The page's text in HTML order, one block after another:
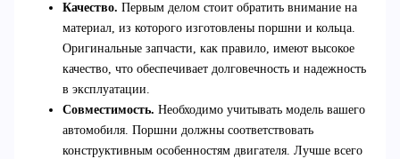
Качество. Первым делом стоит обратить внимание на
материал, из которого изготовлены поршни и кольца.
Оригинальные запчасти, как правило, имеют высокое
качество, что обеспечивает долговечность и надежность
в эксплуатации.
Совместимость. Необходимо учитывать модель вашего
автомобиля. Поршни должны соответствовать
конструктивным особенностям двигателя. Лучше всего